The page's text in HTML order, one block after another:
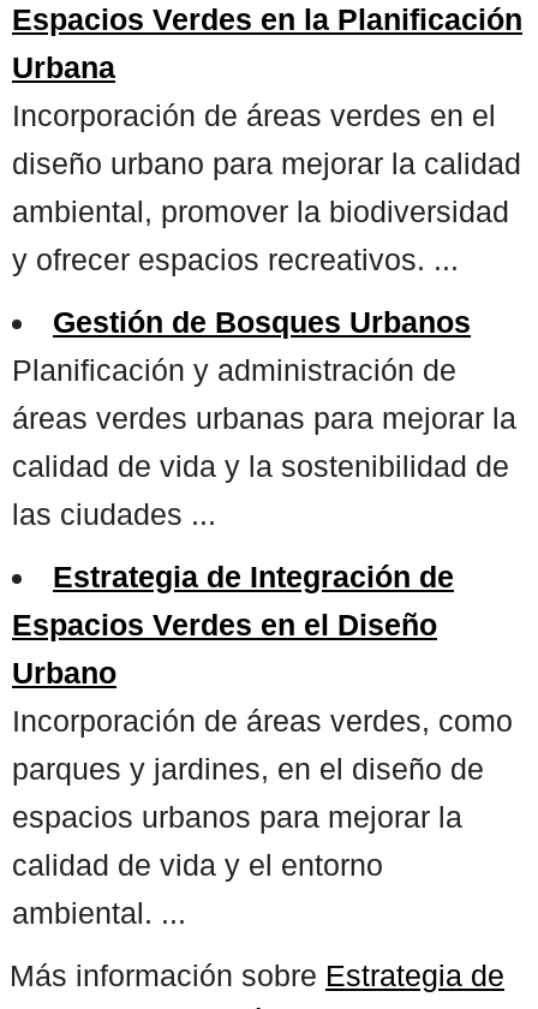
Espacios Verdes en la Planificación
Urbana
Incorporación de áreas verdes en el
diseño urbano para mejorar la calidad
ambiental, promover la biodiversidad
y ofrecer espacios recreativos. ...
Gestión de Bosques Urbanos
Planificación y administración de
áreas verdes urbanas para mejorar la
calidad de vida y la sostenibilidad de
las ciudades ...
Estrategia de Integración de
Espacios Verdes en el Diseño
Urbano
Incorporación de áreas verdes, como
parques y jardines, en el diseño de
espacios urbanos para mejorar la
calidad de vida y el entorno
ambiental. ...
Más información sobre Estrategia de